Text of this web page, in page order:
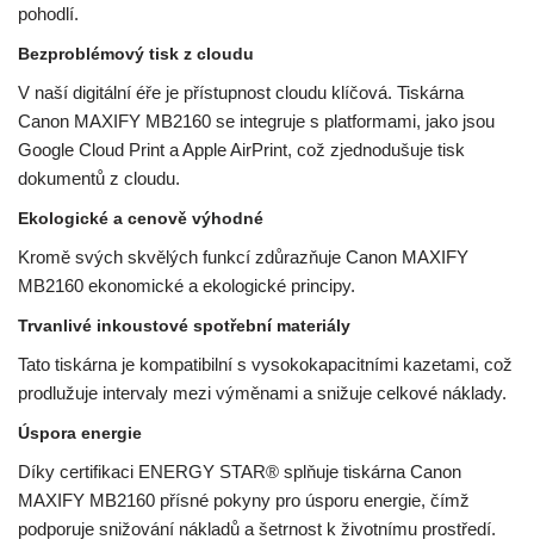
pohodlí.
Bezproblémový tisk z cloudu
V naší digitální éře je přístupnost cloudu klíčová. Tiskárna
Canon MAXIFY MB2160 se integruje s platformami, jako jsou
Google Cloud Print a Apple AirPrint, což zjednodušuje tisk
dokumentů z cloudu.
Ekologické a cenově výhodné
Kromě svých skvělých funkcí zdůrazňuje Canon MAXIFY
MB2160 ekonomické a ekologické principy.
Trvanlivé inkoustové spotřební materiály
Tato tiskárna je kompatibilní s vysokokapacitními kazetami, což
prodlužuje intervaly mezi výměnami a snižuje celkové náklady.
Úspora energie
Díky certifikaci ENERGY STAR® splňuje tiskárna Canon
MAXIFY MB2160 přísné pokyny pro úsporu energie, čímž
podporuje snižování nákladů a šetrnost k životnímu prostředí.